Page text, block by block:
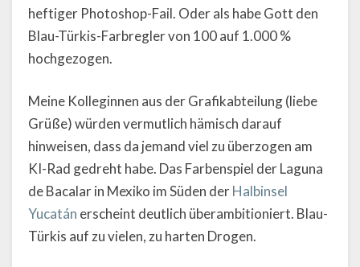
heftiger Photoshop-Fail. Oder als habe Gott den
Blau-Türkis-Farbregler von 100 auf 1.000 %
hochgezogen.
Meine Kolleginnen aus der Grafikabteilung (liebe
Grüße) würden vermutlich hämisch darauf
hinweisen, dass da jemand viel zu überzogen am
KI-Rad gedreht habe. Das Farbenspiel der Laguna
de Bacalar in Mexiko im Süden derHalbinsel
Yucatán erscheint deutlich überambitioniert. Blau-
Türkis auf zu vielen, zu harten Drogen.